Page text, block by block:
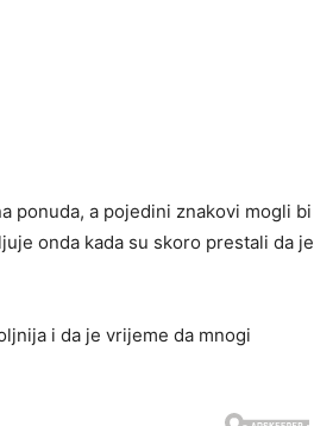
ponuda, a pojedini znakovi mogli bi
onda kada su skoro prestali da je
i da je vrijeme da mnogi